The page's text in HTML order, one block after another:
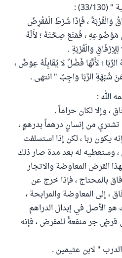
:
، فَإِذَا شَرَطَ الْمُقْرِضُ
مَوْضُوعِهِ ، فَمَنَعَ صِحَّتَهُ ؛ لأَنَّهُ
وَالْقُرْبَةِ .
؛ لأَنَّهَا فَضْلٌ لا يُقَابِلُهُ عِوَضٌ ،
شُبْهَةِ الرِّبَا وَاجِبٌ " انتهى .
الله :
، وإلا لكان حراماً .
من إنسانٍ درهماً بدرهمٍ ،
ربا ، لكن إذا استسلفت
وستعطيه له بعد مدة صار ذلك
القرض المعاوضة والاتجار
بالمحتاج ، فإذا خرج عن
، إلى المعاوضة والمرابحة ،
هو الأصل في إبدال الدراهم
قرضٍ جر منفعةً للمقرض ، فإنه
" لابن عثيمين .